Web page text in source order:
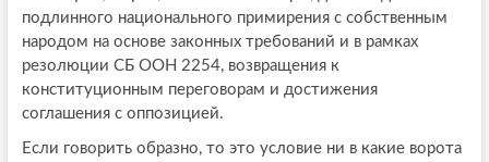
подлинного национального примирения с собственным
народом на основе законных требований и в рамках
резолюции СБ ООН 2254, возвращения к
конституционным переговорам и достижения
соглашения с оппозицией.
Если говорить образно, то это условие ни в какие ворота